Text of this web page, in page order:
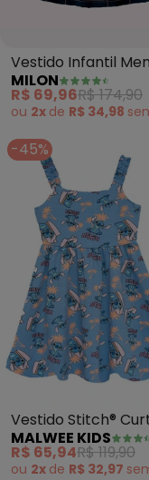
Vestido Infantil
Flores (Azul)
MILON
R$ 69,96R$ 174,90
ou 2x de R$ 34,98
-45%
Vestido Stitch®
Godê (Azul)
MALWEE KIDS
R$ 65,94R$ 119,90
ou 2x de R$ 32,97